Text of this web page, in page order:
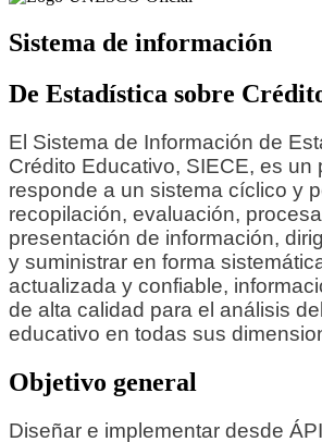
Sistema de información
De Estadística sobre
El Sistema de Información de
Crédito Educativo, SIECE, es un
responde a un sistema cíclico y
recopilación, evaluación,
presentación de información,
y suministrar en forma
actualizada y confiable,
de alta calidad para el análisis
educativo en todas sus
Objetivo general
Diseñar e implementar desde